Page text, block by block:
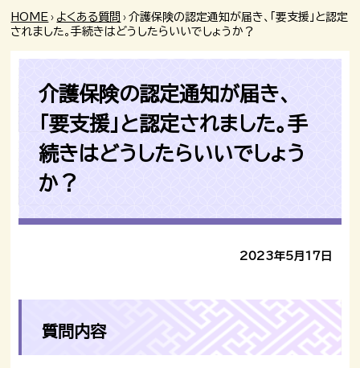
HOME › よくある質問 › 介護保険の認定通知が届き、「要支援」と認定
されました。手続きはどうしたらいいでしょうか？
介護保険の認定通知が届き、
「要支援」と認定されました。手
続きはどうしたらいいでしょう
か？
2023年5月17日
質問内容